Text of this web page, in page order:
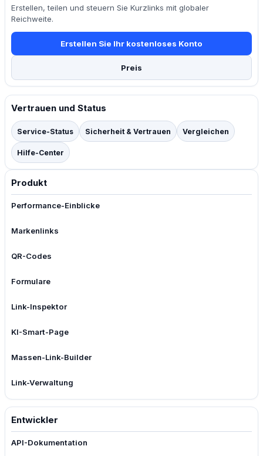
Erstellen, teilen und steuern Sie Kurzlinks mit globaler
Reichweite.
Erstellen Sie Ihr kostenloses Konto
Preis
Vertrauen und Status
Service-Status Sicherheit & Vertrauen Vergleichen
Hilfe-Center
Produkt
Performance-Einblicke
Markenlinks
QR-Codes
Formulare
Link-Inspektor
KI-Smart-Page
Massen-Link-Builder
Link-Verwaltung
Entwickler
API-Dokumentation